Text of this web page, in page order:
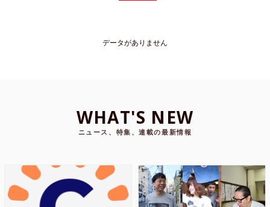
データがありません
WHAT'S NEW
ニュース、特集、連載の最新情報